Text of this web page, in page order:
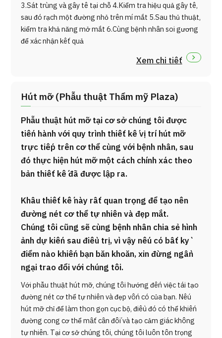
3.Sát trùng và gây tê tại chỗ 4.Kiểm tra hiệu quả gây tê,
sau đó rạch một đường nhỏ trên mí mắt 5.Sau thủ thuật,
kiểm tra khả năng mở mắt 6.Cùng bệnh nhân soi gương
để xác nhận kết quả
Xem chi tiết
Hút mỡ (Phẫu thuật Thẩm mỹ Plaza)
Phẫu thuật hút mỡ tại cơ sở chúng tôi được
tiến hành với quy trình thiết kế vị trí hút mỡ
trực tiếp trên cơ thể cùng với bệnh nhân, sau
đó thực hiện hút mỡ một cách chính xác theo
bản thiết kế đã được lập ra.
Khâu thiết kế này rất quan trọng để tạo nên
đường nét cơ thể tự nhiên và đẹp mắt.
Chúng tôi cũng sẽ cùng bệnh nhân chia sẻ hình
ảnh dự kiến sau điều trị, vì vậy nếu có bất kỳ
điểm nào khiến bạn băn khoăn, xin đừng ngần
ngại trao đổi với chúng tôi.
Với phẫu thuật hút mỡ, chúng tôi hướng đến việc tái tạo
đường nét cơ thể tự nhiên và đẹp vốn có của bạn. Nếu
hút mỡ chỉ để làm thon gọn cục bộ, điều đó có thể khiến
đường cong cơ thể mất cân đối và tạo cảm giác không
tự nhiên. Tại cơ sở chúng tôi, chúng tôi luôn tôn trọng